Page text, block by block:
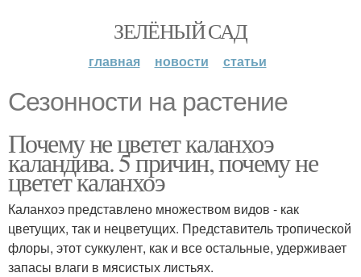
ЗЕЛЁНЫЙ САД
главная новости статьи
Сезонности на растение
Почему не цветет каланхоэ
каландива. 5 причин, почему не
цветет каланхоэ
Каланхоэ представлено множеством видов - как
цветущих, так и нецветущих. Представитель тропической
флоры, этот суккулент, как и все остальные, удерживает
запасы влаги в мясистых листьях.